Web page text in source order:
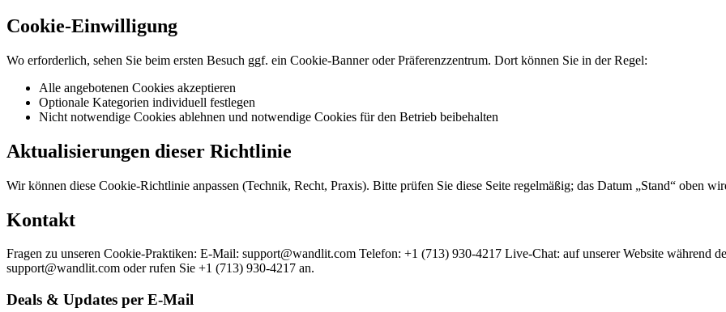
Cookie-Einwilligung
Wo erforderlich, sehen Sie beim ersten Besuch ggf. ein Cookie-Banner oder Präferenzzentrum. Dort können Sie in der Regel:
Alle angebotenen Cookies akzeptieren
Optionale Kategorien individuell festlegen
Nicht notwendige Cookies ablehnen und notwendige Cookies für den Betrieb beibehalten
Aktualisierungen dieser Richtlinie
Wir können diese Cookie-Richtlinie anpassen (Technik, Recht, Praxis). Bitte prüfen Sie diese Seite regelmäßig; das Datum „Stand“ oben
Kontakt
Fragen zu unseren Cookie-Praktiken: E-Mail: support@wandlit.com Telefon: +1 (713) 930-4217 Live-Chat: auf unserer Website während
support@wandlit.com oder rufen Sie +1 (713) 930-4217 an.
Deals & Updates per E-Mail